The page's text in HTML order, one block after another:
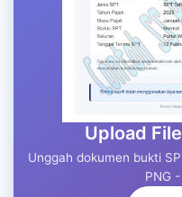
Upload
Unggah dokumen bukti
PNG